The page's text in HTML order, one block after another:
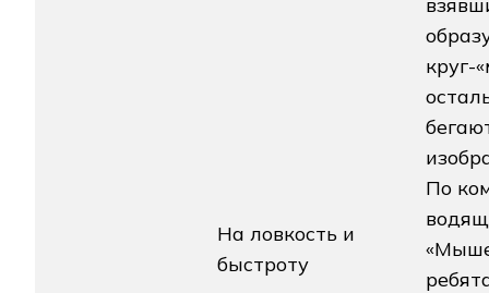
На ловкость и
быстроту
круг-
По